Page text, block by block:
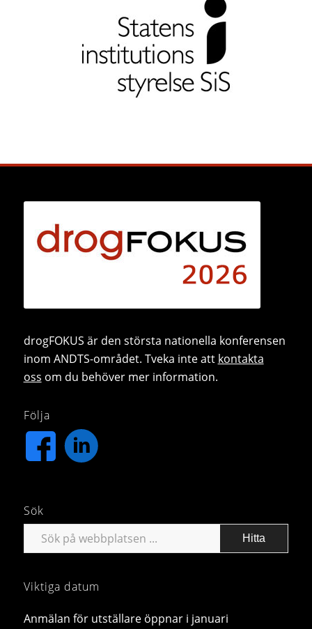
drogFOKUS är den största nationella konferensen
inom ANDTS-området. Tveka inte att kontakta
oss om du behöver mer information.
Följa
Sök
Viktiga datum
Anmälan för utställare öppnar i januari